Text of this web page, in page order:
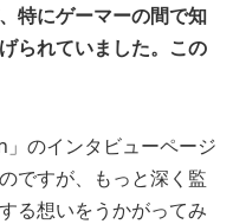
特にゲーマーの間で知
られていました。この
のインタビューページ
ですが、もっと深く監
る想いをうかがってみ